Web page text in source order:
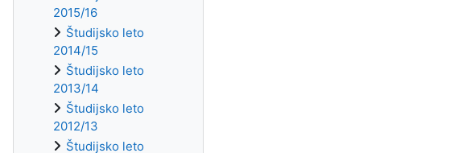
2015/16
Študijsko leto
2014/15
Študijsko leto
2013/14
Študijsko leto
2012/13
Študijsko leto